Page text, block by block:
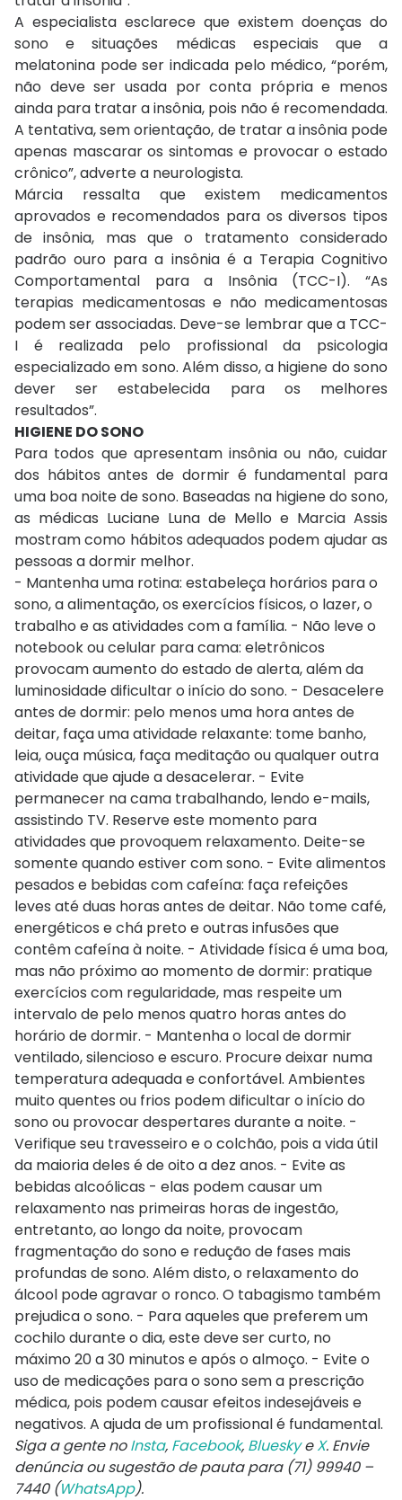
A especialista esclarece que existem doenças do
sono e situações médicas especiais que a
melatonina pode ser indicada pelo médico, “porém,
não deve ser usada por conta própria e menos
ainda para tratar a insônia, pois não é recomendada.
A tentativa, sem orientação, de tratar a insônia pode
apenas mascarar os sintomas e provocar o estado
crônico”, adverte a neurologista.
Márcia ressalta que existem medicamentos
aprovados e recomendados para os diversos tipos
de insônia, mas que o tratamento considerado
padrão ouro para a insônia é a Terapia Cognitivo
Comportamental para a Insônia (TCC-I). “As
terapias medicamentosas e não medicamentosas
podem ser associadas. Deve-se lembrar que a TCC-
I é realizada pelo profissional da psicologia
especializado em sono. Além disso, a higiene do sono
dever ser estabelecida para os melhores
resultados”.
HIGIENE DO SONO
Para todos que apresentam insônia ou não, cuidar
dos hábitos antes de dormir é fundamental para
uma boa noite de sono. Baseadas na higiene do sono,
as médicas Luciane Luna de Mello e Marcia Assis
mostram como hábitos adequados podem ajudar as
pessoas a dormir melhor.
- Mantenha uma rotina: estabeleça horários para o
sono, a alimentação, os exercícios físicos, o lazer, o
trabalho e as atividades com a família. - Não leve o
notebook ou celular para cama: eletrônicos
provocam aumento do estado de alerta, além da
luminosidade dificultar o início do sono. - Desacelere
antes de dormir: pelo menos uma hora antes de
deitar, faça uma atividade relaxante: tome banho,
leia, ouça música, faça meditação ou qualquer outra
atividade que ajude a desacelerar. - Evite
permanecer na cama trabalhando, lendo e-mails,
assistindo TV. Reserve este momento para
atividades que provoquem relaxamento. Deite-se
somente quando estiver com sono. - Evite alimentos
pesados e bebidas com cafeína: faça refeições
leves até duas horas antes de deitar. Não tome café,
energéticos e chá preto e outras infusões que
contêm cafeína à noite. - Atividade física é uma boa,
mas não próximo ao momento de dormir: pratique
exercícios com regularidade, mas respeite um
intervalo de pelo menos quatro horas antes do
horário de dormir. - Mantenha o local de dormir
ventilado, silencioso e escuro. Procure deixar numa
temperatura adequada e confortável. Ambientes
muito quentes ou frios podem dificultar o início do
sono ou provocar despertares durante a noite. -
Verifique seu travesseiro e o colchão, pois a vida útil
da maioria deles é de oito a dez anos. - Evite as
bebidas alcoólicas - elas podem causar um
relaxamento nas primeiras horas de ingestão,
entretanto, ao longo da noite, provocam
fragmentação do sono e redução de fases mais
profundas de sono. Além disto, o relaxamento do
álcool pode agravar o ronco. O tabagismo também
prejudica o sono. - Para aqueles que preferem um
cochilo durante o dia, este deve ser curto, no
máximo 20 a 30 minutos e após o almoço. - Evite o
uso de medicações para o sono sem a prescrição
médica, pois podem causar efeitos indesejáveis e
negativos. A ajuda de um profissional é fundamental.
Siga a gente noInsta, Facebook, BlueskyeX. Envie
denúncia ou sugestão de pauta para (71) 99940 –
7440 (WhatsApp).